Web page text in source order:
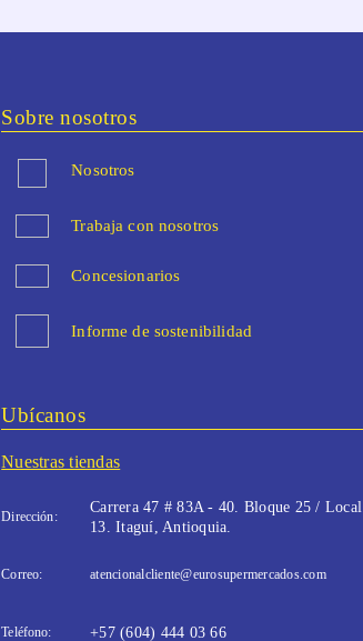
Sobre nosotros
Nosotros
Trabaja con nosotros
Concesionarios
Informe de sostenibilidad
Ubícanos
Nuestras tiendas
Dirección:
Carrera 47 # 83A - 40. Bloque 25 / Local
13. Itaguí, Antioquia.
Correo: atencionalcliente@eurosupermercados.com
Teléfono: +57 (604) 444 03 66